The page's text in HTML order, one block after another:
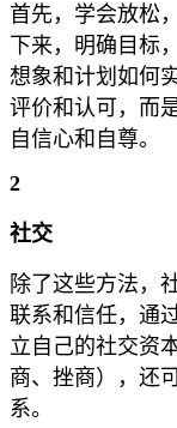
首先，学会放松
下来，明确目标
想象和计划如何
评价和认可，而
自信心和自尊。
2
社交
除了这些方法，
联系和信任，通
立自己的社交资
商、挫商），还
系。